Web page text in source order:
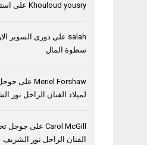
Khouloud yousry على
salah على دورى السوبر
سطوة المال
Meriel Forshaw على
لميلاد الفنان الراحل نور
Carol McGill على
الفنان الراحل نور الشريف